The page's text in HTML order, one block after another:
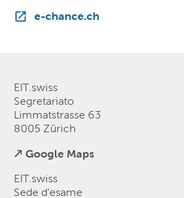
e-chance.ch
EIT.swiss
Segretariato
Limmatstrasse 63
8005 Zürich
↗ Google Maps
EIT.swiss
Sede d'esame